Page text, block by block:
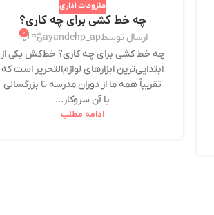
ملزومات اداری
چه خط کشی برای چه کاری؟
ارسال توسطayandehp_ap ۰
چه خط کشی برای چه کاری؟ خط‌کش یکی از
ابتدایی‌ترین ابزارهای لوازم‌التحریر است که
تقریباً همه ما از دوران مدرسه تا بزرگسالی
با آن سروکار...
ادامه مطلب